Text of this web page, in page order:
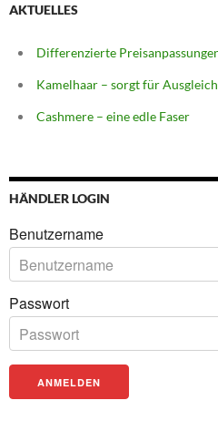
AKTUELLES
Differenzierte
Kamelhaar – sorgt für Ausgleich
Cashmere – eine edle Faser
HÄNDLER LOGIN
Benutzername
Passwort